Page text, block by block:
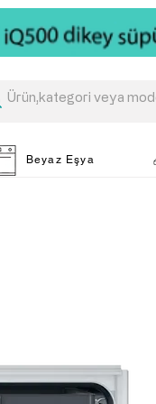
Beyaz Eşya